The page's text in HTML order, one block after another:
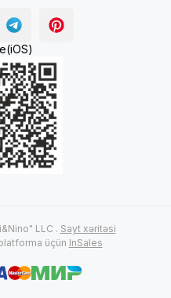
LLC . Sayt xəritəsi
üçün InSales